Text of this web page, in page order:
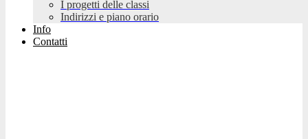
I progetti delle classi
Indirizzi e piano orario
Info
Contatti